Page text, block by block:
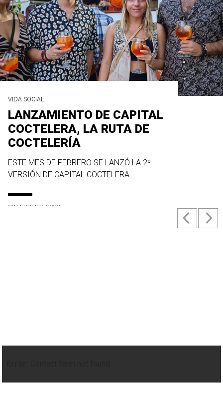
VIDA SOCIAL
LANZAMIENTO DE CAPITAL
COCTELERA, LA RUTA DE
COCTELERÍA
ESTE MES DE FEBRERO SE LANZÓ LA 2º
VERSIÓN DE CAPITAL COCTELERA...
23 FEBRERO, 2022